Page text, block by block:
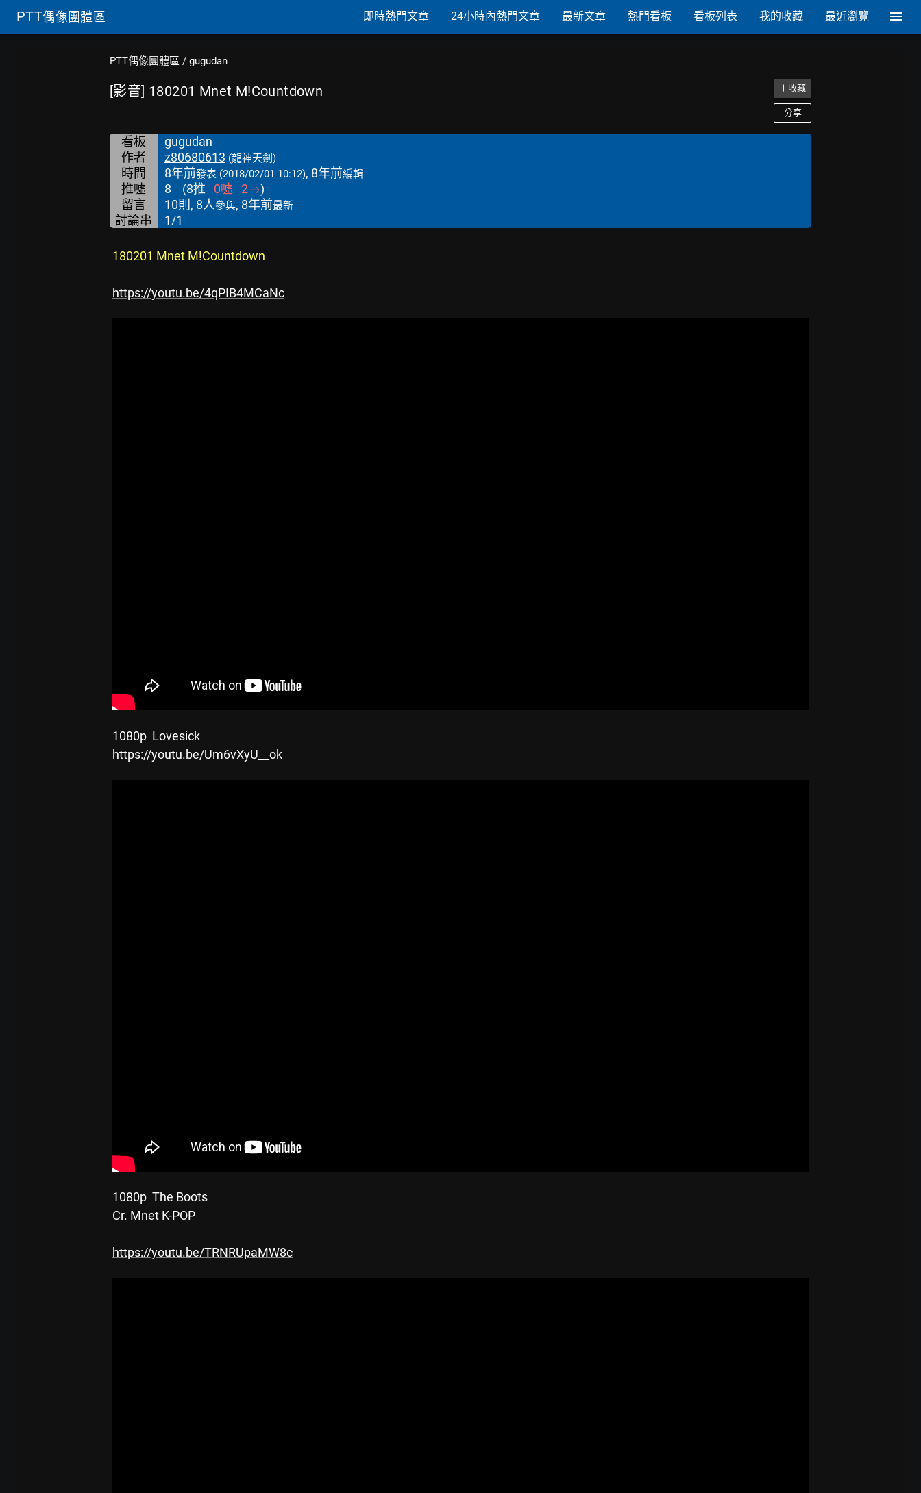
PTT偶像團體區 即時熱門文章 24小時內熱門文章 最新文章 熱門看板 看板列表 我的收藏 最近瀏覽
PTT偶像團體區 / gugudan
[影音] 180201 Mnet M!Countdown ＋收藏
分享
看板
gugudan
作者
z80680613 (龍神天劍)
時間 8年前發表 (2018/02/01 10:12), 8年前編輯
推噓 8 (8推 0噓 2→)
留言
10則, 8人參與, 8年前最新
討論串 1/1
180201 Mnet M!Countdown
https://youtu.be/4qPIB4MCaNc
1080p  Lovesick
https://youtu.be/Um6vXyU__ok
1080p  The Boots
Cr. Mnet K-POP
https://youtu.be/TRNRUpaMW8c